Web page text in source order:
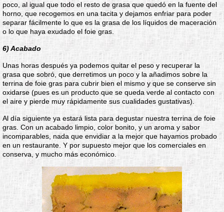
poco, al igual que todo el resto de grasa que quedó en la fuente del
horno, que recogemos en una tacita y dejamos enfriar para poder
separar fácilmente lo que es la grasa de los líquidos de maceración
o lo que haya exudado el foie gras.
6) Acabado
Unas horas después ya podemos quitar el peso y recuperar la
grasa que sobró, que derretimos un poco y la añadimos sobre la
terrina de foie gras para cubrir bien el mismo y que se conserve sin
oxidarse (pues es un producto que se queda verde al contacto con
el aire y pierde muy rápidamente sus cualidades gustativas).
Al día siguiente ya estará lista para degustar nuestra terrina de foie
gras. Con un acabado limpio, color bonito, y un aroma y sabor
incomparables, nada que envidiar a la mejor que hayamos probado
en un restaurante. Y por supuesto mejor que los comerciales en
conserva, y mucho más económico.